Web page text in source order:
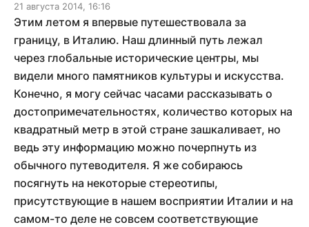
21 августа 2014, 16:16
Этим летом я впервые путешествовала за
границу, в Италию. Наш длинный путь лежал
через глобальные исторические центры, мы
видели много памятников культуры и искусства.
Конечно, я могу сейчас часами рассказывать о
достопримечательностях, количество которых на
квадратный метр в этой стране зашкаливает, но
ведь эту информацию можно почерпнуть из
обычного путеводителя. Я же собираюсь
посягнуть на некоторые стереотипы,
присутствующие в нашем восприятии Италии и на
самом-то деле не совсем соответствующие